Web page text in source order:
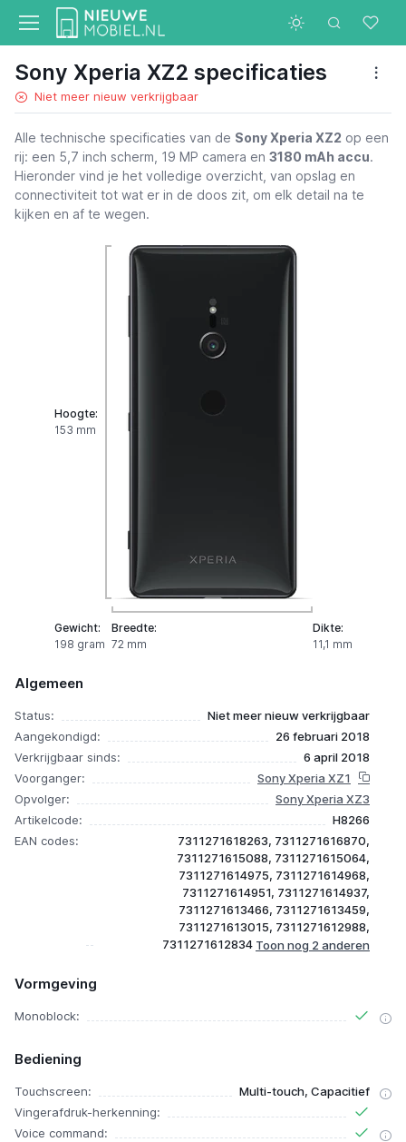
Sony Xperia XZ2 specificaties
Niet meer nieuw verkrijgbaar
Alle technische specificaties van de Sony Xperia XZ2 op een
rij: een 5,7 inch scherm, 19 MP camera en 3180 mAh accu.
Hieronder vind je het volledige overzicht, van opslag en
connectiviteit tot wat er in de doos zit, om elk detail na te
kijken en af te wegen.
Hoogte:
153 mm
Gewicht:
198 gram
Breedte:
72 mm
Dikte:
11,1 mm
Algemeen
Status:
Niet meer nieuw verkrijgbaar
Aangekondigd:
26 februari 2018
Verkrijgbaar sinds:
6 april 2018
Voorganger:
Sony Xperia XZ1
Opvolger:
Sony Xperia XZ3
Artikelcode:
H8266
EAN codes:
7311271618263, 7311271616870,
7311271615088, 7311271615064,
7311271614975, 7311271614968,
7311271614951, 7311271614937,
7311271613466, 7311271613459,
7311271613015, 7311271612988,
7311271612834
Vormgeving
Monoblock:
Bediening
Touchscreen:
Multi-touch, Capacitief
Vingerafdruk-herkenning:
Voice command: